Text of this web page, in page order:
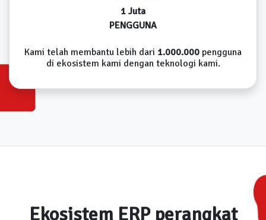
1 Juta
PENGGUNA
Kami telah membantu lebih dari 1.000.000 pengguna
di ekosistem kami dengan teknologi kami.
Ekosistem ERP perangkat